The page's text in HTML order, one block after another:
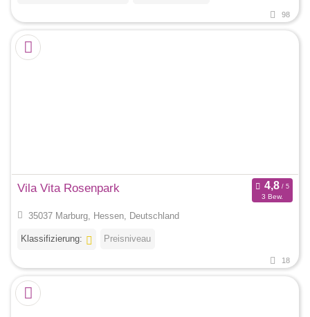
98
Vila Vita Rosenpark
3 Bew.
35037 Marburg, Hessen, Deutschland
Klassifizierung: Preisniveau
18